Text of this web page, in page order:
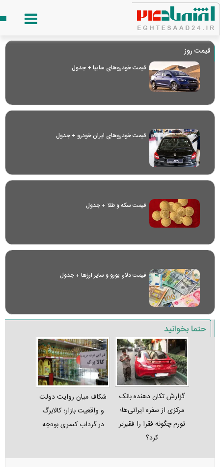
قیمت روز
قیمت خودرو‌های سایپا + جدول
قیمت خودرو‌های ایران خودرو + جدول
قیمت سکه و طلا + جدول
قیمت دلار، یورو و سایر ارز‌ها + جدول
حتما بخوانید
گزارش تکان‌ دهنده بانک
مرکزی از سفره ایرانی‌ها؛
تورم چگونه فقرا را فقیرتر
کرد؟
شکاف میان روایت دولت
و واقعیت بازار؛ کالابرگ
در گرداب کسری بودجه